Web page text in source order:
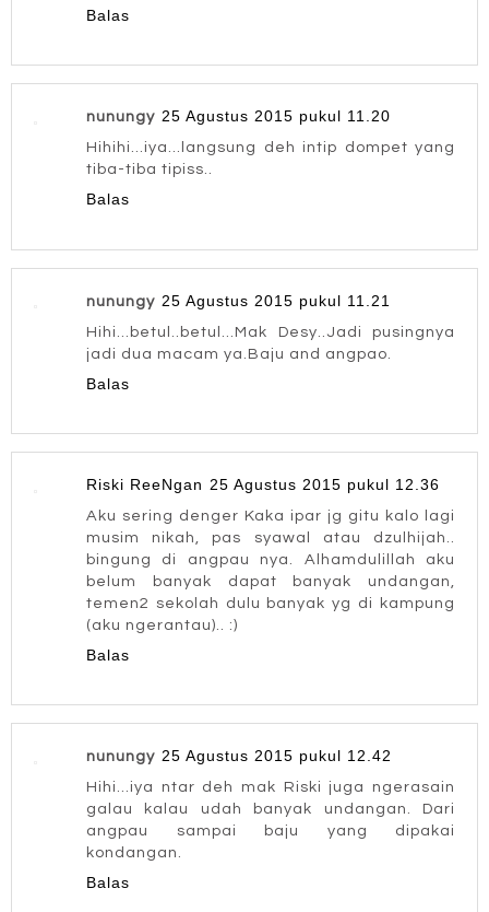
Balas
nunungy 25 Agustus 2015 pukul 11.20
Hihihi...iya...langsung deh intip dompet yang
tiba-tiba tipiss..
Balas
nunungy 25 Agustus 2015 pukul 11.21
Hihi...betul..betul...Mak Desy..Jadi pusingnya
jadi dua macam ya.Baju and angpao.
Balas
Riski ReeNgan 25 Agustus 2015 pukul 12.36
Aku sering denger Kaka ipar jg gitu kalo lagi
musim nikah, pas syawal atau dzulhijah..
bingung di angpau nya. Alhamdulillah aku
belum banyak dapat banyak undangan,
temen2 sekolah dulu banyak yg di kampung
(aku ngerantau).. :)
Balas
nunungy 25 Agustus 2015 pukul 12.42
Hihi...iya ntar deh mak Riski juga ngerasain
galau kalau udah banyak undangan. Dari
angpau sampai baju yang dipakai
kondangan.
Balas